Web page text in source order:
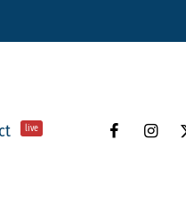
live